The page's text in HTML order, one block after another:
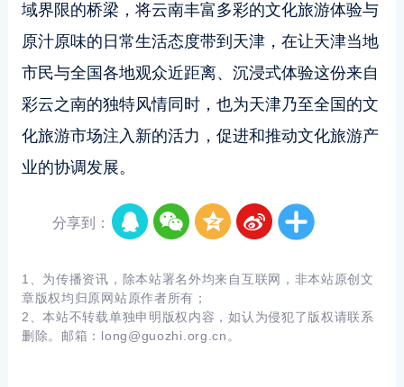
域界限的桥梁，将云南丰富多彩的文化旅游体验与
原汁原味的日常生活态度带到天津，在让天津当地
市民与全国各地观众近距离、沉浸式体验这份来自
彩云之南的独特风情同时，也为天津乃至全国的文
化旅游市场注入新的活力，促进和推动文化旅游产
业的协调发展。
分享到：
1、为传播资讯，除本站署名外均来自互联网，非本站原创文
章版权均归原网站原作者所有；
2、本站不转载单独申明版权内容，如认为侵犯了版权请联系
删除。邮箱： long@guozhi.org.cn。